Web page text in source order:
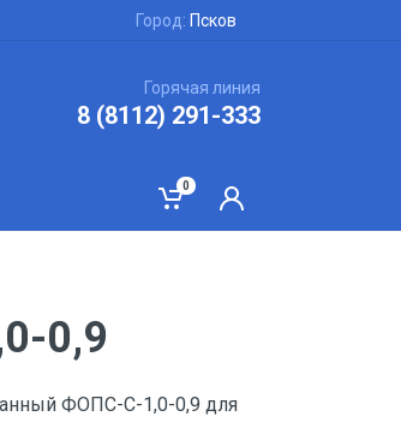
Город: Псков
Горячая линия
8 (8112) 291-333
0
0,9
ФОПС-С-1,0-0,9 для